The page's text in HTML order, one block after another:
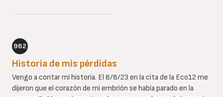
962
Historia de mis pérdidas
Vengo a contar mi historia. El 8/8/23 en la cita de la Eco12 me
dijeron que el corazón de mi embrión se había parado en la